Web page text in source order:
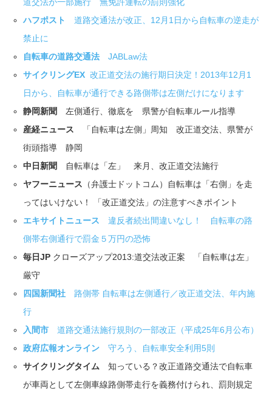
道交法が一部施行 無免許運転の罰則強化
ハフポスト
道路交通法が改正、12月1日から自転車の逆走が
禁止に
自転車の道路交通法 JABLaw法
サイクリングEX 改正道交法の施行期日決定！2013年12月1
日から、自転車が通行できる路側帯は左側だけになります
静岡新聞 左側通行、徹底を 県警が自転車ルール指導
産経ニュース 「自転車は左側」周知 改正道交法、県警が
街頭指導 静岡
中日新聞 自転車は「左」 来月、改正道交法施行
ヤフーニュース （弁護士ドットコム）自転車は「右側」を走
ってはいけない！ 「改正道交法」の注意すべきポイント
エキサイトニュース 違反者続出間違いなし！ 自転車の路
側帯右側通行で罰金５万円の恐怖
毎日JP クローズアップ2013:道交法改正案 「自転車は左」
厳守
四国新聞社 路側帯 自転車は左側通行／改正道交法、年内施
行
入間市 道路交通法施行規則の一部改正（平成25年6月公布）
政府広報オンライン 守ろう、自転車安全利用5則
サイクリングタイム 知っている？改正道路交通法で自転車
が車両として左側車線路側帯走行を義務付けられ、罰則規定